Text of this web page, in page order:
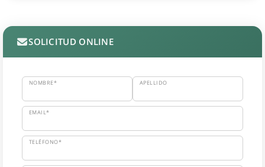
SOLICITUD ONLINE
NOMBRE* APELLIDO
EMAIL*
TELÉFONO*